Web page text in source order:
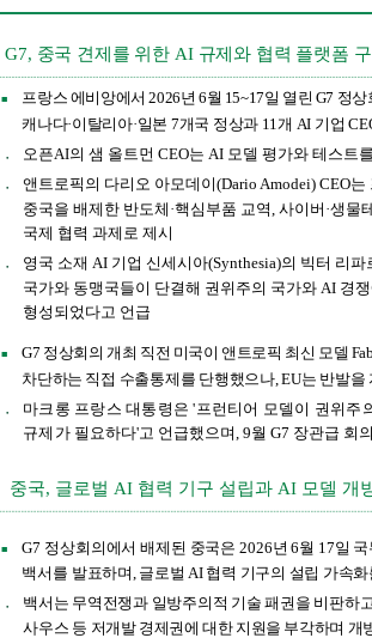
G7, 중국 견제를 위한 AI 규제와 협력 플랫폼
■
프랑스 에비앙에서 2026년 6월 15~17일 열린 G7 정상
캐나다·이탈리아·일본 7개국 정상과 11개 AI 기업
● 오픈AI의 샘 올트먼 CEO는 AI 모델 평가와 테스트
●
앤트로픽의 다리오 아모데이(Dario Amodei) CEO
중국을 배제한 반도체·핵심부품 교역, 사이버·생
국제 협력 과제로 제시
●
영국 소재 AI 기업 신세시아(Synthesia)의 빅터 리
국가와 동맹국들이 단결해 권위주의 국가와 AI 경
형성되었다고 언급
■
G7 정상회의 개최 직전 미국이 앤트로픽 최신 모델
차단하는 직접 수출통제를 단행했으나, EU는 반발
●
마크롱 프랑스 대통령은 '프런티어 모델이 권위
규제가 필요하다'고 언급했으며, 9월 G7 장관급 회
중국, 글로벌 AI 협력 기구 설립과 AI 모델 개
■
G7 정상회의에서 배제된 중국은 2026년 6월 17일
백서를 발표하며, 글로벌 AI 협력 기구의 설립 가속
●
백서는 무역전쟁과 일방주의적 기술 패권을 비판하
사우스 등 저개발 경제권에 대한 지원을 부각하며